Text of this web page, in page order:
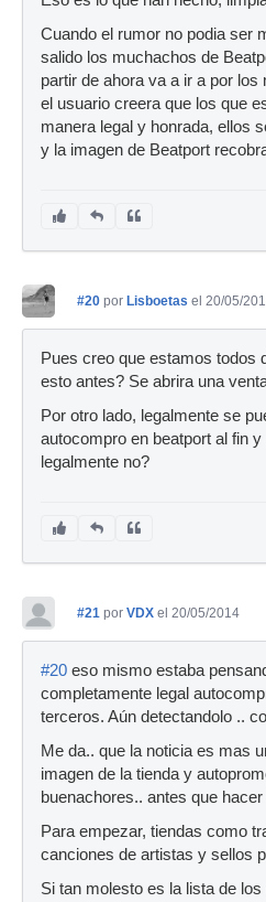
Cuando el rumor no podia ser
salido los muchachos de
partir de ahora va a ir a por
el usuario creera que los que
manera legal y honrada, ellos
y la imagen de Beatport
#20 por Lisboetas el 20/05/
Pues creo que estamos todos
esto antes? Se abrira una
Por otro lado, legalmente se
autocompro en beatport al fin
legalmente no?
#21 por VDX el 20/05/2014
#20 eso mismo estaba
completamente legal
terceros. Aún detectandolo ..
Me da.. que la noticia es mas
imagen de la tienda y
buenachores.. antes que
Para empezar, tiendas como
canciones de artistas y sellos
Si tan molesto es la lista de